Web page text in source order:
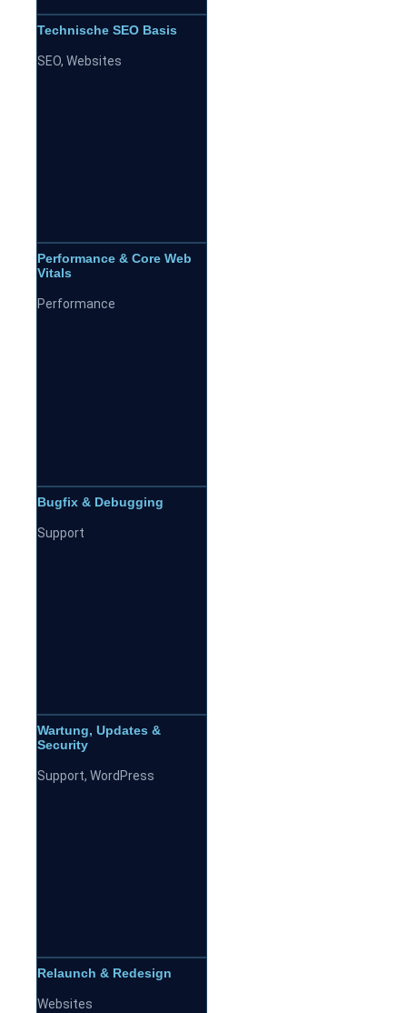
Technische SEO Basis
SEO, Websites
Performance & Core Web
Vitals
Performance
Bugfix & Debugging
Support
Wartung, Updates &
Security
Support, WordPress
Relaunch & Redesign
Websites